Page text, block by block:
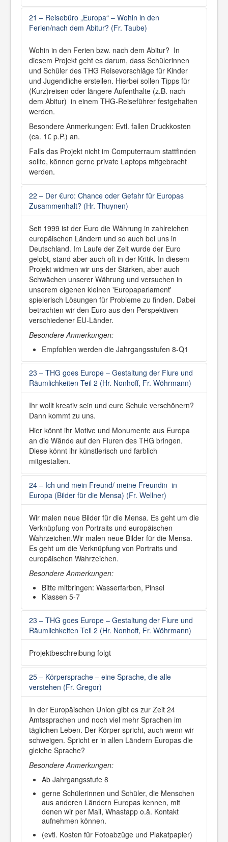
21 – Reisebüro „Europa“ – Wohin in den
Ferien/nach dem Abitur? (Fr. Taube)
Wohin in den Ferien bzw. nach dem Abitur? In
diesem Projekt geht es darum, dass Schülerinnen
und Schüler des THG Reisevorschläge für Kinder
und Jugendliche erstellen. Hierbei sollen Tipps für
(Kurz)reisen oder längere Aufenthalte (z.B. nach
dem Abitur) in einem THG-Reiseführer festgehalten
werden.
Besondere Anmerkungen: Evtl. fallen Druckkosten
(ca. 1€ p.P.) an.
Falls das Projekt nicht im Computerraum stattfinden
sollte, können gerne private Laptops mitgebracht
werden.
22 – Der €uro: Chance oder Gefahr für Europas
Zusammenhalt? (Hr. Thuynen)
Seit 1999 ist der Euro die Währung in zahlreichen
europäischen Ländern und so auch bei uns in
Deutschland. Im Laufe der Zeit wurde der Euro
gelobt, stand aber auch oft in der Kritik. In diesem
Projekt widmen wir uns der Stärken, aber auch
Schwächen unserer Währung und versuchen in
unserem eigenen kleinen 'Europaparlament'
spielerisch Lösungen für Probleme zu finden. Dabei
betrachten wir den Euro aus den Perspektiven
verschiedener EU-Länder.
Besondere Anmerkungen:
Empfohlen werden die Jahrgangsstufen 8-Q1
23 – THG goes Europe – Gestaltung der Flure und
Räumlichkeiten Teil 2 (Hr. Nonhoff, Fr. Wöhrmann)
Ihr wollt kreativ sein und eure Schule verschönern?
Dann kommt zu uns.
Hier könnt ihr Motive und Monumente aus Europa
an die Wände auf den Fluren des THG bringen.
Diese könnt ihr künstlerisch und farblich
mitgestalten.
24 – Ich und mein Freund/ meine Freundin in
Europa (Bilder für die Mensa) (Fr. Wellner)
Wir malen neue Bilder für die Mensa. Es geht um die
Verknüpfung von Portraits und europäischen
Wahrzeichen.Wir malen neue Bilder für die Mensa.
Es geht um die Verknüpfung von Portraits und
europäischen Wahrzeichen.
Besondere Anmerkungen:
Bitte mitbringen: Wasserfarben, Pinsel
Klassen 5-7
23 – THG goes Europe – Gestaltung der Flure und
Räumlichkeiten Teil 2 (Hr. Nonhoff, Fr. Wöhrmann)
Projektbeschreibung folgt
25 – Körpersprache – eine Sprache, die alle
verstehen (Fr. Gregor)
In der Europäischen Union gibt es zur Zeit 24
Amtssprachen und noch viel mehr Sprachen im
täglichen Leben. Der Körper spricht, auch wenn wir
schweigen. Spricht er in allen Ländern Europas die
gleiche Sprache?
Besondere Anmerkungen:
Ab Jahrgangsstufe 8
gerne Schülerinnen und Schüler, die Menschen
aus anderen Ländern Europas kennen, mit
denen wir per Mail, Whastapp o.ä. Kontakt
aufnehmen können.
(evtl. Kosten für Fotoabzüge und Plakatpapier)